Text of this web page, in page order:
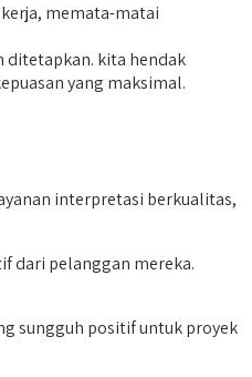
memata-matai
ditetapkan. kita hendak
yang maksimal.
interpretasi berkualitas,
dari pelanggan mereka.
sungguh positif untuk proyek